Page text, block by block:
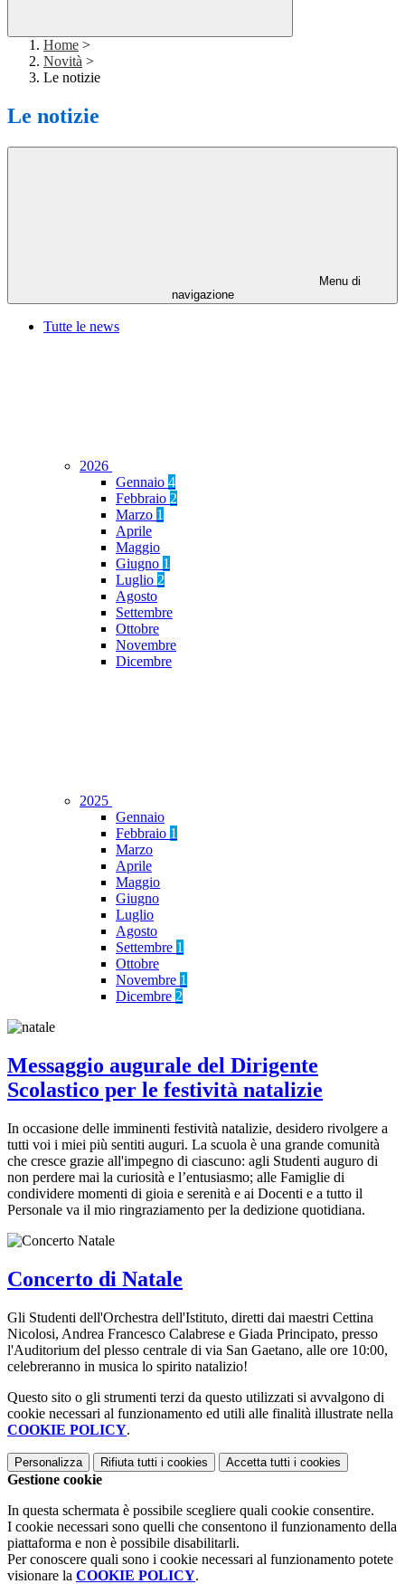
Home >
Novità >
Le notizie
Le notizie
Menu di
navigazione
Tutte le news
2026
Gennaio 4
Febbraio 2
Marzo 1
Aprile
Maggio
Giugno 1
Luglio 2
Agosto
Settembre
Ottobre
Novembre
Dicembre
2025
Gennaio
Febbraio 1
Marzo
Aprile
Maggio
Giugno
Luglio
Agosto
Settembre 1
Ottobre
Novembre 1
Dicembre 2
Messaggio augurale del Dirigente
Scolastico per le festività natalizie
In occasione delle imminenti festività natalizie, desidero rivolgere a
tutti voi i miei più sentiti auguri. La scuola è una grande comunità
che cresce grazie all'impegno di ciascuno: agli Studenti auguro di
non perdere mai la curiosità e l’entusiasmo; alle Famiglie di
condividere momenti di gioia e serenità e ai Docenti e a tutto il
Personale va il mio ringraziamento per la dedizione quotidiana.
Concerto di Natale
Gli Studenti dell'Orchestra dell'Istituto, diretti dai maestri Cettina
Nicolosi, Andrea Francesco Calabrese e Giada Principato, presso
l'Auditorium del plesso centrale di via San Gaetano, alle ore 10:00,
celebreranno in musica lo spirito natalizio!
Questo sito o gli strumenti terzi da questo utilizzati si avvalgono di
cookie necessari al funzionamento ed utili alle finalità illustrate nella
COOKIE POLICY.
Personalizza Rifiuta tutti i cookies Accetta tutti i cookies
Gestione cookie
In questa schermata è possibile scegliere quali cookie consentire.
I cookie necessari sono quelli che consentono il funzionamento della
piattaforma e non è possibile disabilitarli.
Per conoscere quali sono i cookie necessari al funzionamento potete
visionare la COOKIE POLICY.